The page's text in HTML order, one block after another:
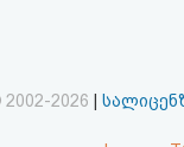
2026